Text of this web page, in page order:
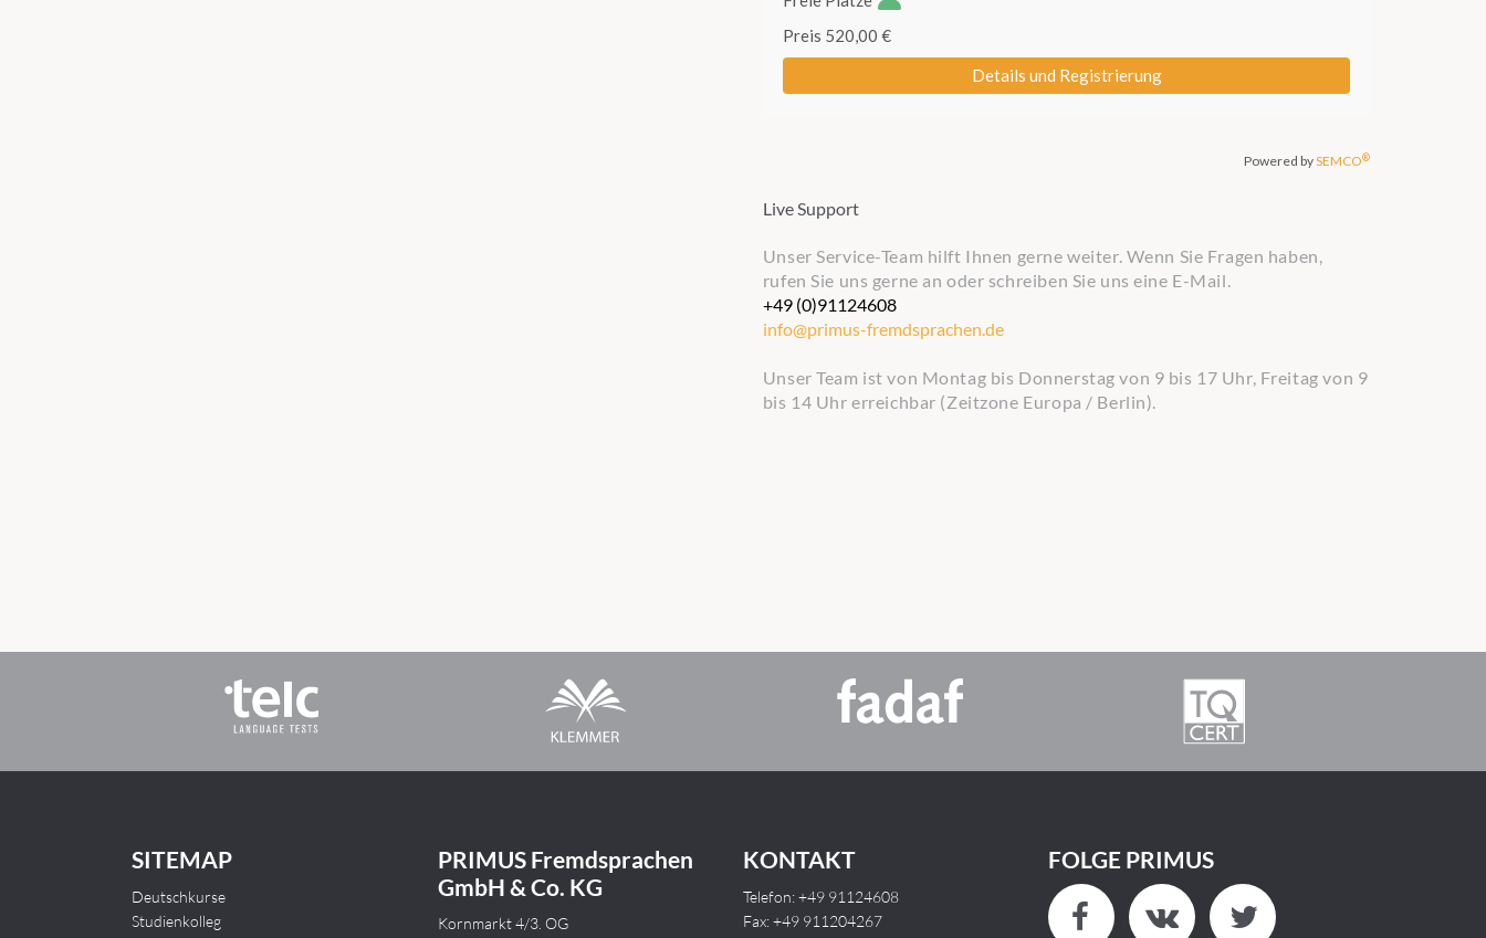
Live Support
Unser Service-Team hilft Ihnen gerne weiter. Wenn Sie Fragen haben,
rufen Sie uns gerne an oder schreiben Sie uns eine E-Mail.
+49 (0)91124608
info@primus-fremdsprachen.de
Unser Team ist von Montag bis Donnerstag von 9 bis 17 Uhr, Freitag von 9
bis 14 Uhr erreichbar (Zeitzone Europa / Berlin).
SITEMAP
Deutschkurse
Studienkolleg
PRIMUS Fremdsprachen
GmbH & Co. KG
Kornmarkt 4/3. OG
KONTAKT
Telefon: +49 91124608
Fax: +49 911204267
FOLGE PRIMUS